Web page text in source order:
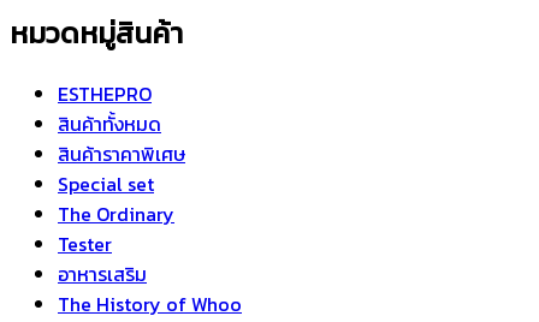
หมวดหมู่สินค้า
ESTHEPRO
สินค้าทั้งหมด
สินค้าราคาพิเศษ
Special set
The Ordinary
Tester
อาหารเสริม
The History of Whoo